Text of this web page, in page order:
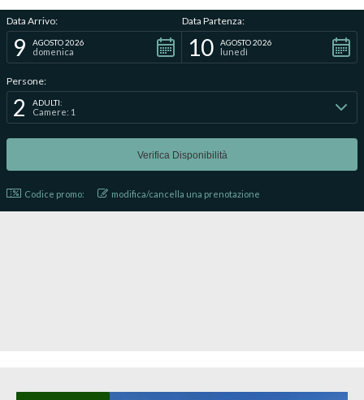
Data Arrivo:
9 AGOSTO 2026
domenica
Data Partenza:
10 AGOSTO 2026
lunedì
Persone:
2 ADULTI:
Camere: 1
Codice promo: modifica/cancella una prenotazione